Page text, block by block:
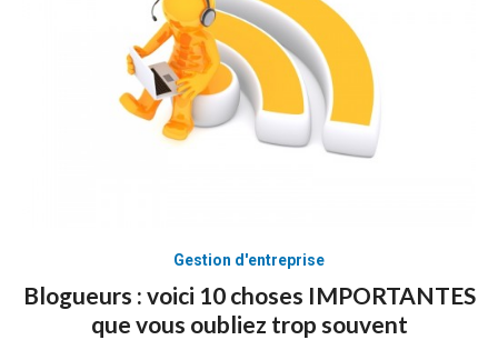
Gestion d'entreprise
Blogueurs : voici 10 choses IMPORTANTES
que vous oubliez trop souvent